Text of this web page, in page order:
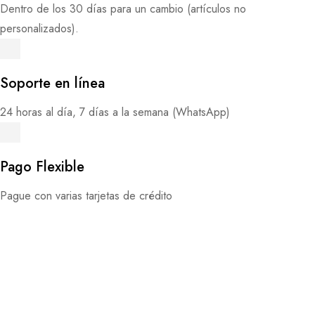
Dentro de los 30 días para un cambio (artículos no
personalizados).
Soporte en línea
24 horas al día, 7 días a la semana (WhatsApp)
Pago Flexible
Pague con varias tarjetas de crédito